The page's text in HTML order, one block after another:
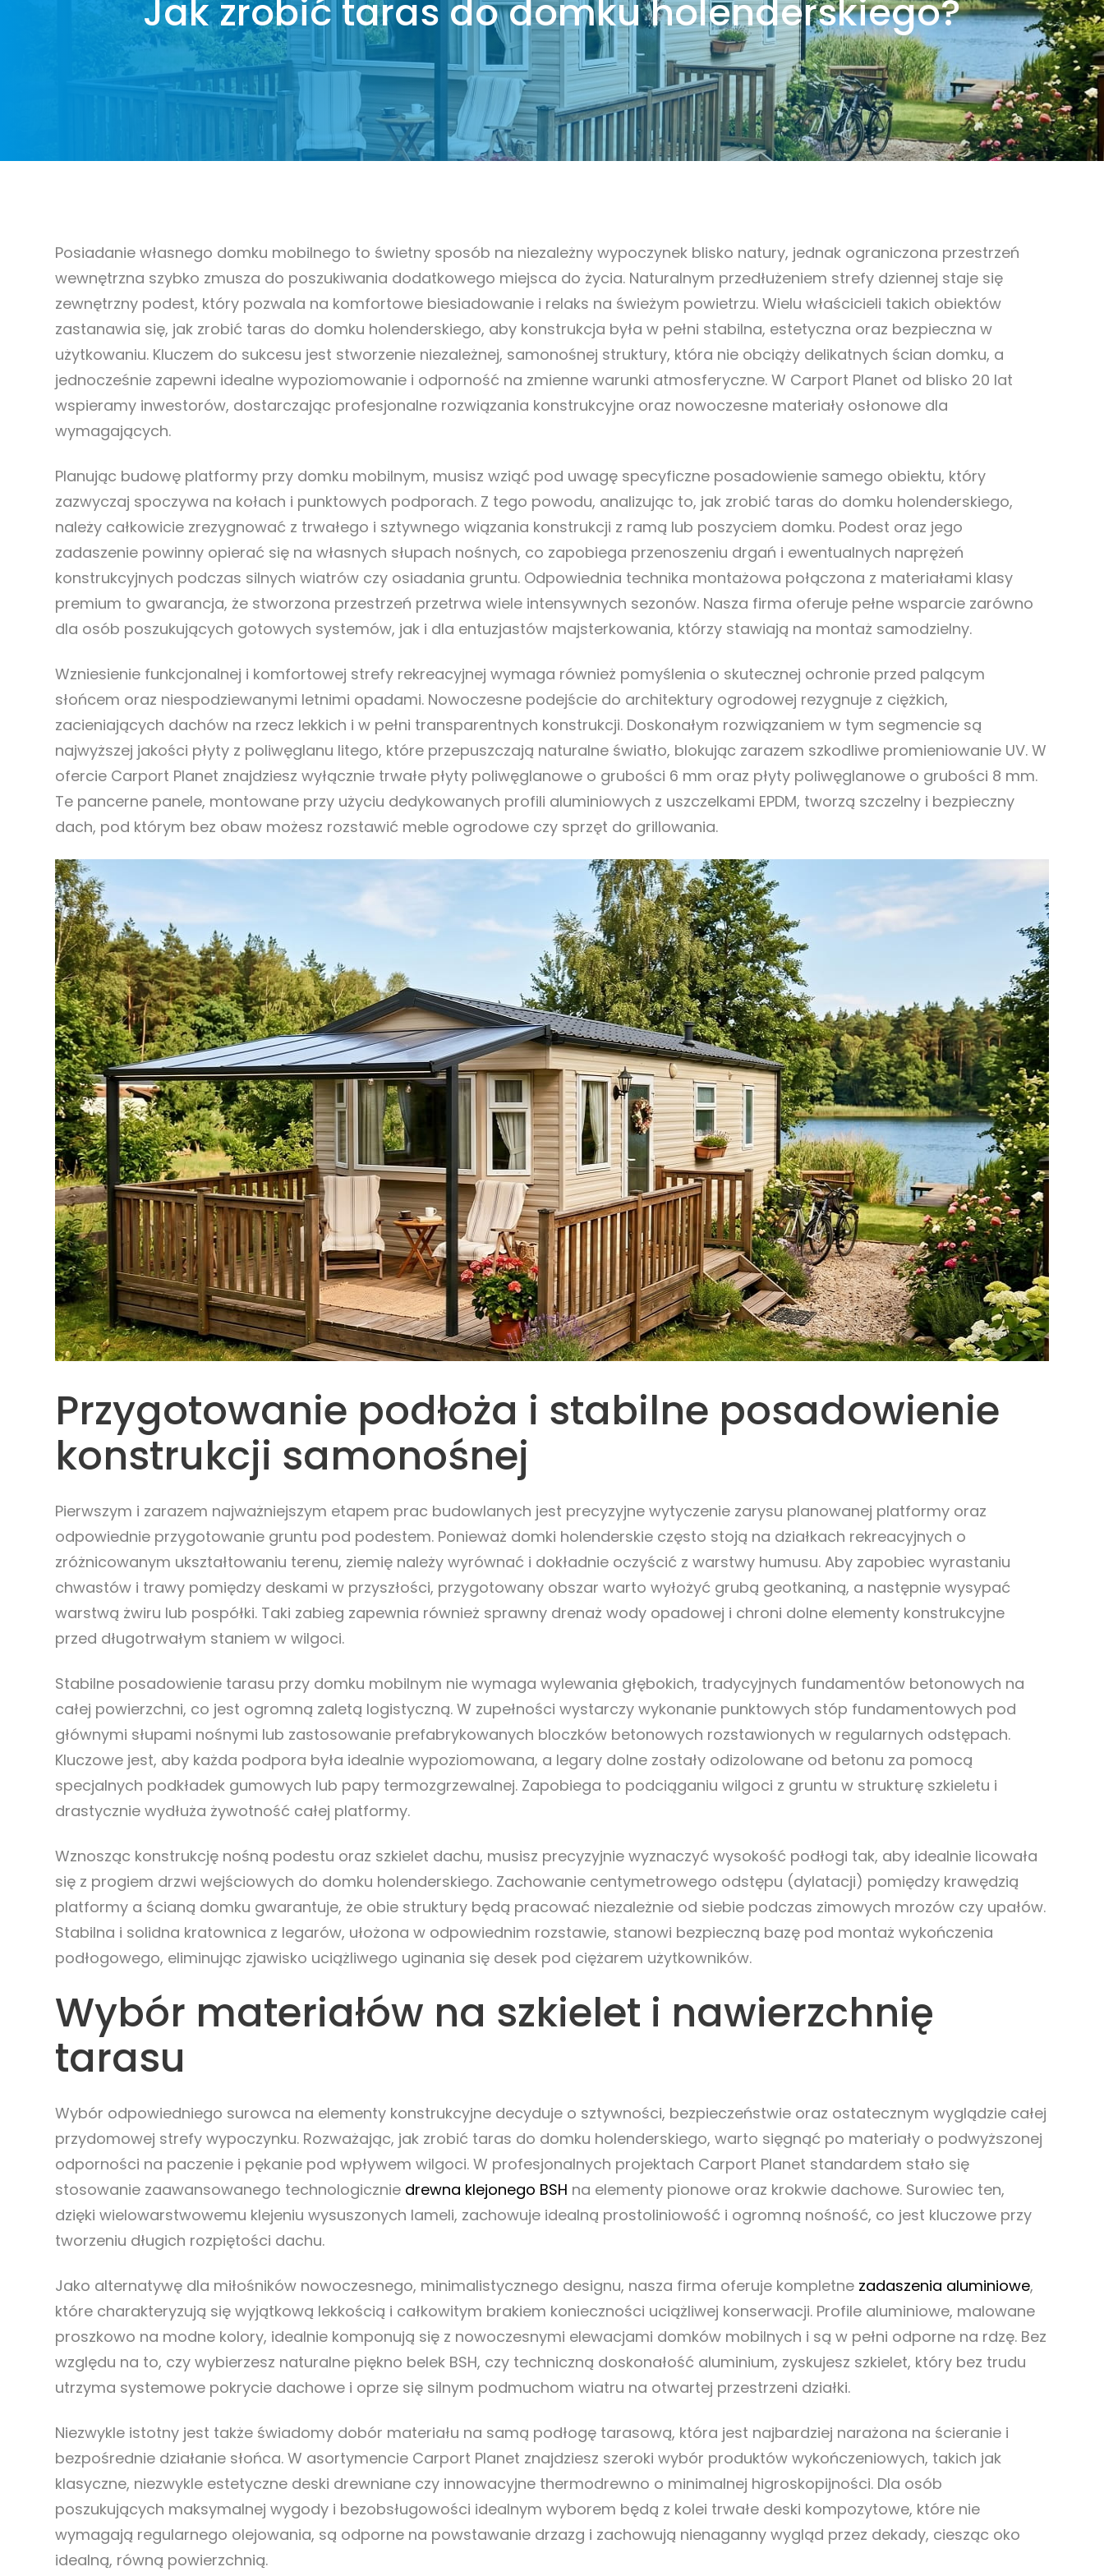
tkaninowa
Pergola lamelowa
Pergola z rozsuwanym
Skonfiguruj pergole
Zobacz realizacje
Roleta screen
Markiza dachowa
Rolety rzymskie
Drewno klejone BSH
Deska tarasowa
Impregnaty
Kuchnie zewnętrzne
Drewniane zadaszenie
tarasu łukowe
Drewniane zadaszenie
tarasu eska
Zadaszenia tarasów
narożne
Zadaszenia ogródków
letnich
Wiaty garażowe
przyścienne
Wiaty garażowe
wolnostojące
Inne projekty z drewna
Zobacz nasze realizacje
Jak zrobić taras do domku holenderskiego?
Posiadanie własnego domku mobilnego to świetny sposób na niezależny wypoczynek blisko natury, jednak ograniczona przestrzeń
wewnętrzna szybko zmusza do poszukiwania dodatkowego miejsca do życia. Naturalnym przedłużeniem strefy dziennej staje się
zewnętrzny podest, który pozwala na komfortowe biesiadowanie i relaks na świeżym powietrzu. Wielu właścicieli takich obiektów
zastanawia się, jak zrobić taras do domku holenderskiego, aby konstrukcja była w pełni stabilna, estetyczna oraz bezpieczna w
użytkowaniu. Kluczem do sukcesu jest stworzenie niezależnej, samonośnej struktury, która nie obciąży delikatnych ścian domku, a
jednocześnie zapewni idealne wypoziomowanie i odporność na zmienne warunki atmosferyczne. W Carport Planet od blisko 20 lat
wspieramy inwestorów, dostarczając profesjonalne rozwiązania konstrukcyjne oraz nowoczesne materiały osłonowe dla
wymagających.
Planując budowę platformy przy domku mobilnym, musisz wziąć pod uwagę specyficzne posadowienie samego obiektu, który
zazwyczaj spoczywa na kołach i punktowych podporach. Z tego powodu, analizując to, jak zrobić taras do domku holenderskiego,
należy całkowicie zrezygnować z trwałego i sztywnego wiązania konstrukcji z ramą lub poszyciem domku. Podest oraz jego
zadaszenie powinny opierać się na własnych słupach nośnych, co zapobiega przenoszeniu drgań i ewentualnych naprężeń
konstrukcyjnych podczas silnych wiatrów czy osiadania gruntu. Odpowiednia technika montażowa połączona z materiałami klasy
premium to gwarancja, że stworzona przestrzeń przetrwa wiele intensywnych sezonów. Nasza firma oferuje pełne wsparcie zarówno
dla osób poszukujących gotowych systemów, jak i dla entuzjastów majsterkowania, którzy stawiają na montaż samodzielny.
Wzniesienie funkcjonalnej i komfortowej strefy rekreacyjnej wymaga również pomyślenia o skutecznej ochronie przed palącym
słońcem oraz niespodziewanymi letnimi opadami. Nowoczesne podejście do architektury ogrodowej rezygnuje z ciężkich,
zacieniających dachów na rzecz lekkich i w pełni transparentnych konstrukcji. Doskonałym rozwiązaniem w tym segmencie są
najwyższej jakości płyty z poliwęglanu litego, które przepuszczają naturalne światło, blokując zarazem szkodliwe promieniowanie UV. W
ofercie Carport Planet znajdziesz wyłącznie trwałe płyty poliwęglanowe o grubości 6 mm oraz płyty poliwęglanowe o grubości 8 mm.
Te pancerne panele, montowane przy użyciu dedykowanych profili aluminiowych z uszczelkami EPDM, tworzą szczelny i bezpieczny
dach, pod którym bez obaw możesz rozstawić meble ogrodowe czy sprzęt do grillowania.
Przygotowanie podłoża i stabilne posadowienie
konstrukcji samonośnej
Pierwszym i zarazem najważniejszym etapem prac budowlanych jest precyzyjne wytyczenie zarysu planowanej platformy oraz
odpowiednie przygotowanie gruntu pod podestem. Ponieważ domki holenderskie często stoją na działkach rekreacyjnych o
zróżnicowanym ukształtowaniu terenu, ziemię należy wyrównać i dokładnie oczyścić z warstwy humusu. Aby zapobiec wyrastaniu
chwastów i trawy pomiędzy deskami w przyszłości, przygotowany obszar warto wyłożyć grubą geotkaniną, a następnie wysypać
warstwą żwiru lub pospółki. Taki zabieg zapewnia również sprawny drenaż wody opadowej i chroni dolne elementy konstrukcyjne
przed długotrwałym staniem w wilgoci.
Stabilne posadowienie tarasu przy domku mobilnym nie wymaga wylewania głębokich, tradycyjnych fundamentów betonowych na
całej powierzchni, co jest ogromną zaletą logistyczną. W zupełności wystarczy wykonanie punktowych stóp fundamentowych pod
głównymi słupami nośnymi lub zastosowanie prefabrykowanych bloczków betonowych rozstawionych w regularnych odstępach.
Kluczowe jest, aby każda podpora była idealnie wypoziomowana, a legary dolne zostały odizolowane od betonu za pomocą
specjalnych podkładek gumowych lub papy termozgrzewalnej. Zapobiega to podciąganiu wilgoci z gruntu w strukturę szkieletu i
drastycznie wydłuża żywotność całej platformy.
Wznosząc konstrukcję nośną podestu oraz szkielet dachu, musisz precyzyjnie wyznaczyć wysokość podłogi tak, aby idealnie licowała
się z progiem drzwi wejściowych do domku holenderskiego. Zachowanie centymetrowego odstępu (dylatacji) pomiędzy krawędzią
platformy a ścianą domku gwarantuje, że obie struktury będą pracować niezależnie od siebie podczas zimowych mrozów czy upałów.
Stabilna i solidna kratownica z legarów, ułożona w odpowiednim rozstawie, stanowi bezpieczną bazę pod montaż wykończenia
podłogowego, eliminując zjawisko uciążliwego uginania się desek pod ciężarem użytkowników.
Wybór materiałów na szkielet i nawierzchnię
tarasu
Wybór odpowiedniego surowca na elementy konstrukcyjne decyduje o sztywności, bezpieczeństwie oraz ostatecznym wyglądzie całej
przydomowej strefy wypoczynku. Rozważając, jak zrobić taras do domku holenderskiego, warto sięgnąć po materiały o podwyższonej
odporności na paczenie i pękanie pod wpływem wilgoci. W profesjonalnych projektach Carport Planet standardem stało się
stosowanie zaawansowanego technologicznie drewna klejonego BSH na elementy pionowe oraz krokwie dachowe. Surowiec ten,
dzięki wielowarstwowemu klejeniu wysuszonych lameli, zachowuje idealną prostoliniowość i ogromną nośność, co jest kluczowe przy
tworzeniu długich rozpiętości dachu.
Jako alternatywę dla miłośników nowoczesnego, minimalistycznego designu, nasza firma oferuje kompletne zadaszenia aluminiowe,
które charakteryzują się wyjątkową lekkością i całkowitym brakiem konieczności uciążliwej konserwacji. Profile aluminiowe, malowane
proszkowo na modne kolory, idealnie komponują się z nowoczesnymi elewacjami domków mobilnych i są w pełni odporne na rdzę. Bez
względu na to, czy wybierzesz naturalne piękno belek BSH, czy techniczną doskonałość aluminium, zyskujesz szkielet, który bez trudu
utrzyma systemowe pokrycie dachowe i oprze się silnym podmuchom wiatru na otwartej przestrzeni działki.
Niezwykle istotny jest także świadomy dobór materiału na samą podłogę tarasową, która jest najbardziej narażona na ścieranie i
bezpośrednie działanie słońca. W asortymencie Carport Planet znajdziesz szeroki wybór produktów wykończeniowych, takich jak
klasyczne, niezwykle estetyczne deski drewniane czy innowacyjne thermodrewno o minimalnej higroskopijności. Dla osób
poszukujących maksymalnej wygody i bezobsługowości idealnym wyborem będą z kolei trwałe deski kompozytowe, które nie
wymagają regularnego olejowania, są odporne na powstawanie drzazg i zachowują nienaganny wygląd przez dekady, ciesząc oko
idealną, równą powierzchnią.